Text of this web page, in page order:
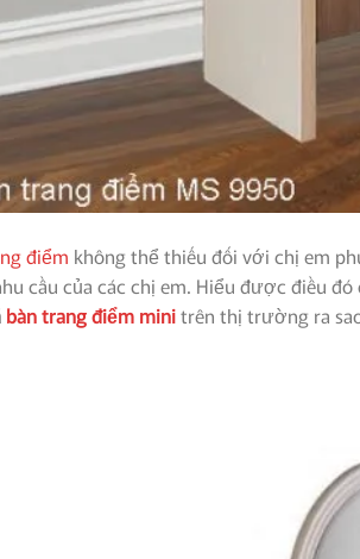
điểm không thể thiếu đối với chị em
cầu của các chị em. Hiểu được điều đó
bàn trang điểm minitrên thị trường ra